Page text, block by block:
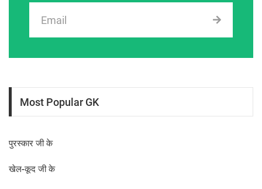
Most Popular GK
पुरस्कार जी के
खेल-कूद जी के